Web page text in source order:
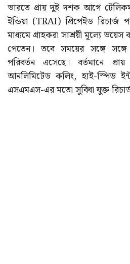
ভারতে প্রায় দুই দশক আগে
ইন্ডিয়া (TRAI) প্রিপেইড রিচার্জ
মাধ্যমে গ্রাহকরা সাশ্রয়ী মূল্যে
পেতেন। তবে সময়ের সঙ্গে
পরিবর্তন এসেছে। বর্তমানে
আনলিমিটেড কলিং, হাই-স্পিড
এসএমএস-এর মতো সুবিধা যুক্ত